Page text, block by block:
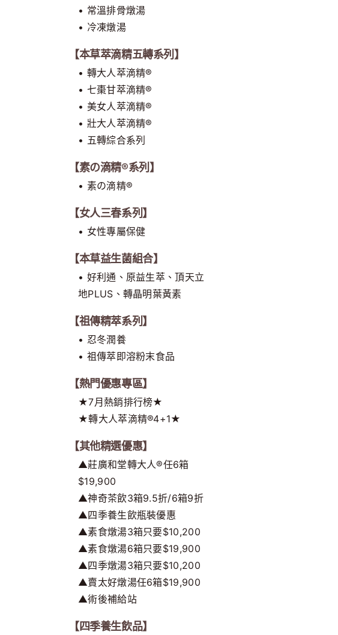
• 常溫排骨燉湯
• 冷凍燉湯
【本草萃滴精五轉系列】
• 轉大人萃滴精®
• 七棗甘萃滴精®
• 美女人萃滴精®
• 壯大人萃滴精®
• 五轉綜合系列
【素の滴精®系列】
• 素の滴精®
【女人三春系列】
• 女性專屬保健
【本草益生菌組合】
• 好利通、原益生萃、頂天立
地PLUS、轉晶明葉黃素
【祖傳精萃系列】
• 忍冬潤養
• 祖傳萃即溶粉末食品
【熱門優惠專區】
★7月熱銷排行榜★
★轉大人萃滴精®4+1★
【其他精選優惠】
▲莊廣和堂轉大人®任6箱
$19,900
▲神奇茶飲3箱9.5折/6箱9折
▲四季養生飲瓶裝優惠
▲素食燉湯3箱只要$10,200
▲素食燉湯6箱只要$19,900
▲四季燉湯3箱只要$10,200
▲賣太好燉湯任6箱$19,900
▲術後補給站
【四季養生飲品】